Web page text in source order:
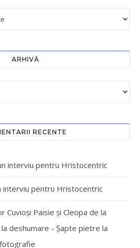
ARHIVĂ
RECENTE
interviu pentru Hristocentric
interviu pentru Hristocentric
Cuvioși Paisie și Cleopa de la
deshumare - Şapte pietre la